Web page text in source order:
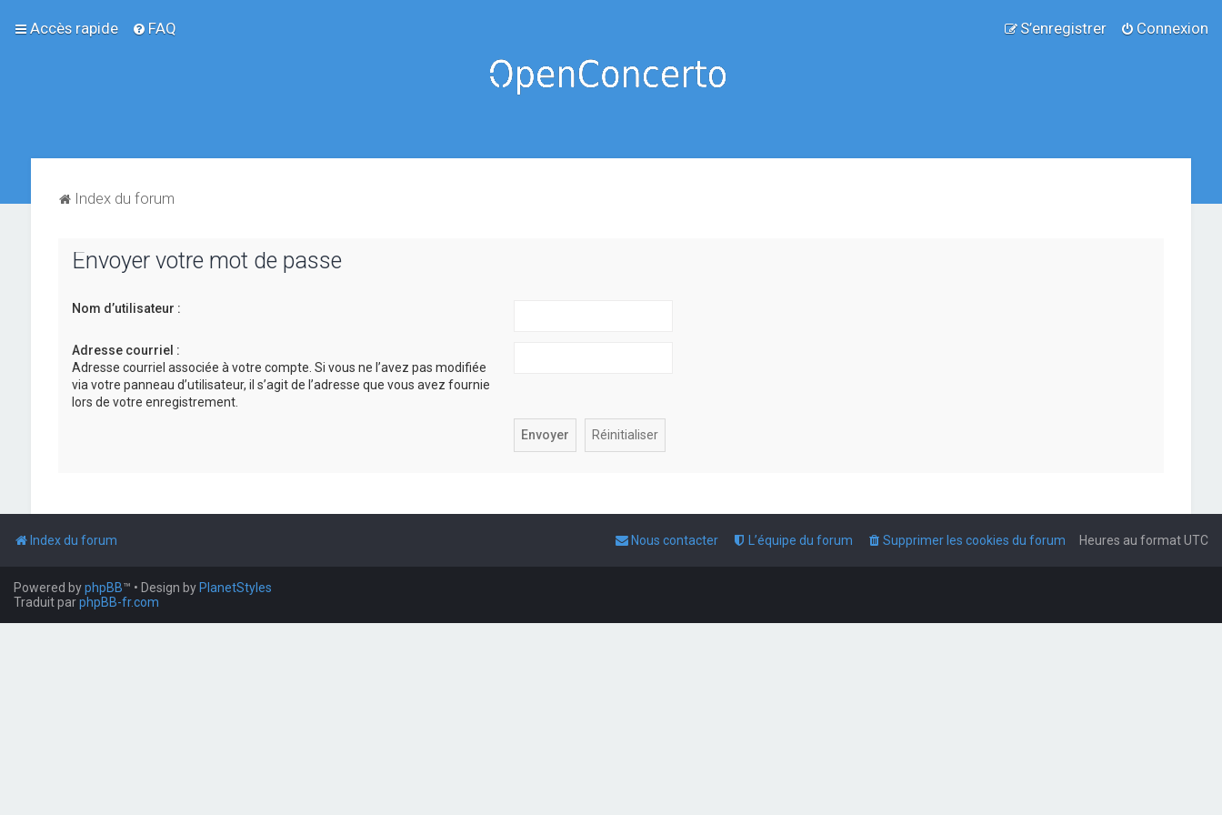
Accès rapide FAQ Connexion
S’enregistrer
Index du forum
Envoyer votre mot de passe
Nom d’utilisateur :
Adresse courriel :
Adresse courriel associée à votre compte. Si vous ne l’avez pas modifiée
via votre panneau d’utilisateur, il s’agit de l’adresse que vous avez fournie
lors de votre enregistrement.
Index du forum Heures au formatUTC
Supprimer les cookies du forum
L’équipe du forum
Nous contacter
Powered byphpBB™ • Design by PlanetStyles
Traduit parphpBB-fr.com